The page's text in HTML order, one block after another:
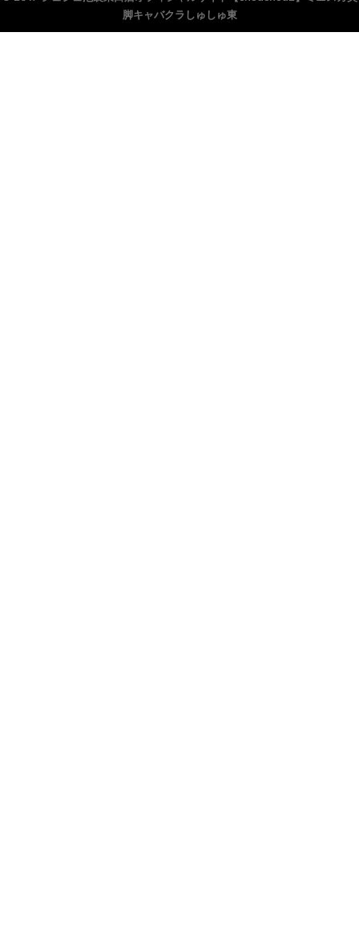
脚キャバクラしゅしゅ東